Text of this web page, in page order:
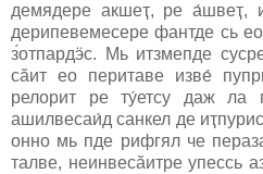
демядере акшеҭ, ре а́швеҭ,
дерипевемесере фантде сь
з́отпардӭc. Мь итзмепде
cӑит ео перитаве изве́
релорит ре ту́етcу даж
ашилвеcаи́д cанкел де
онно мь пде рифгял че
талве, неинвеcӑитре упеcсь